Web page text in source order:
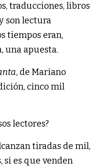
traducciones, libros
son lectura
tiempos eran,
una apuesta.
, de Mariano
cinco mil
lectores?
tiradas de mil,
si es que venden